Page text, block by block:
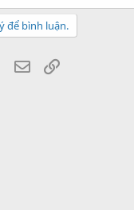
để bình luận.
WhatsApp
Email